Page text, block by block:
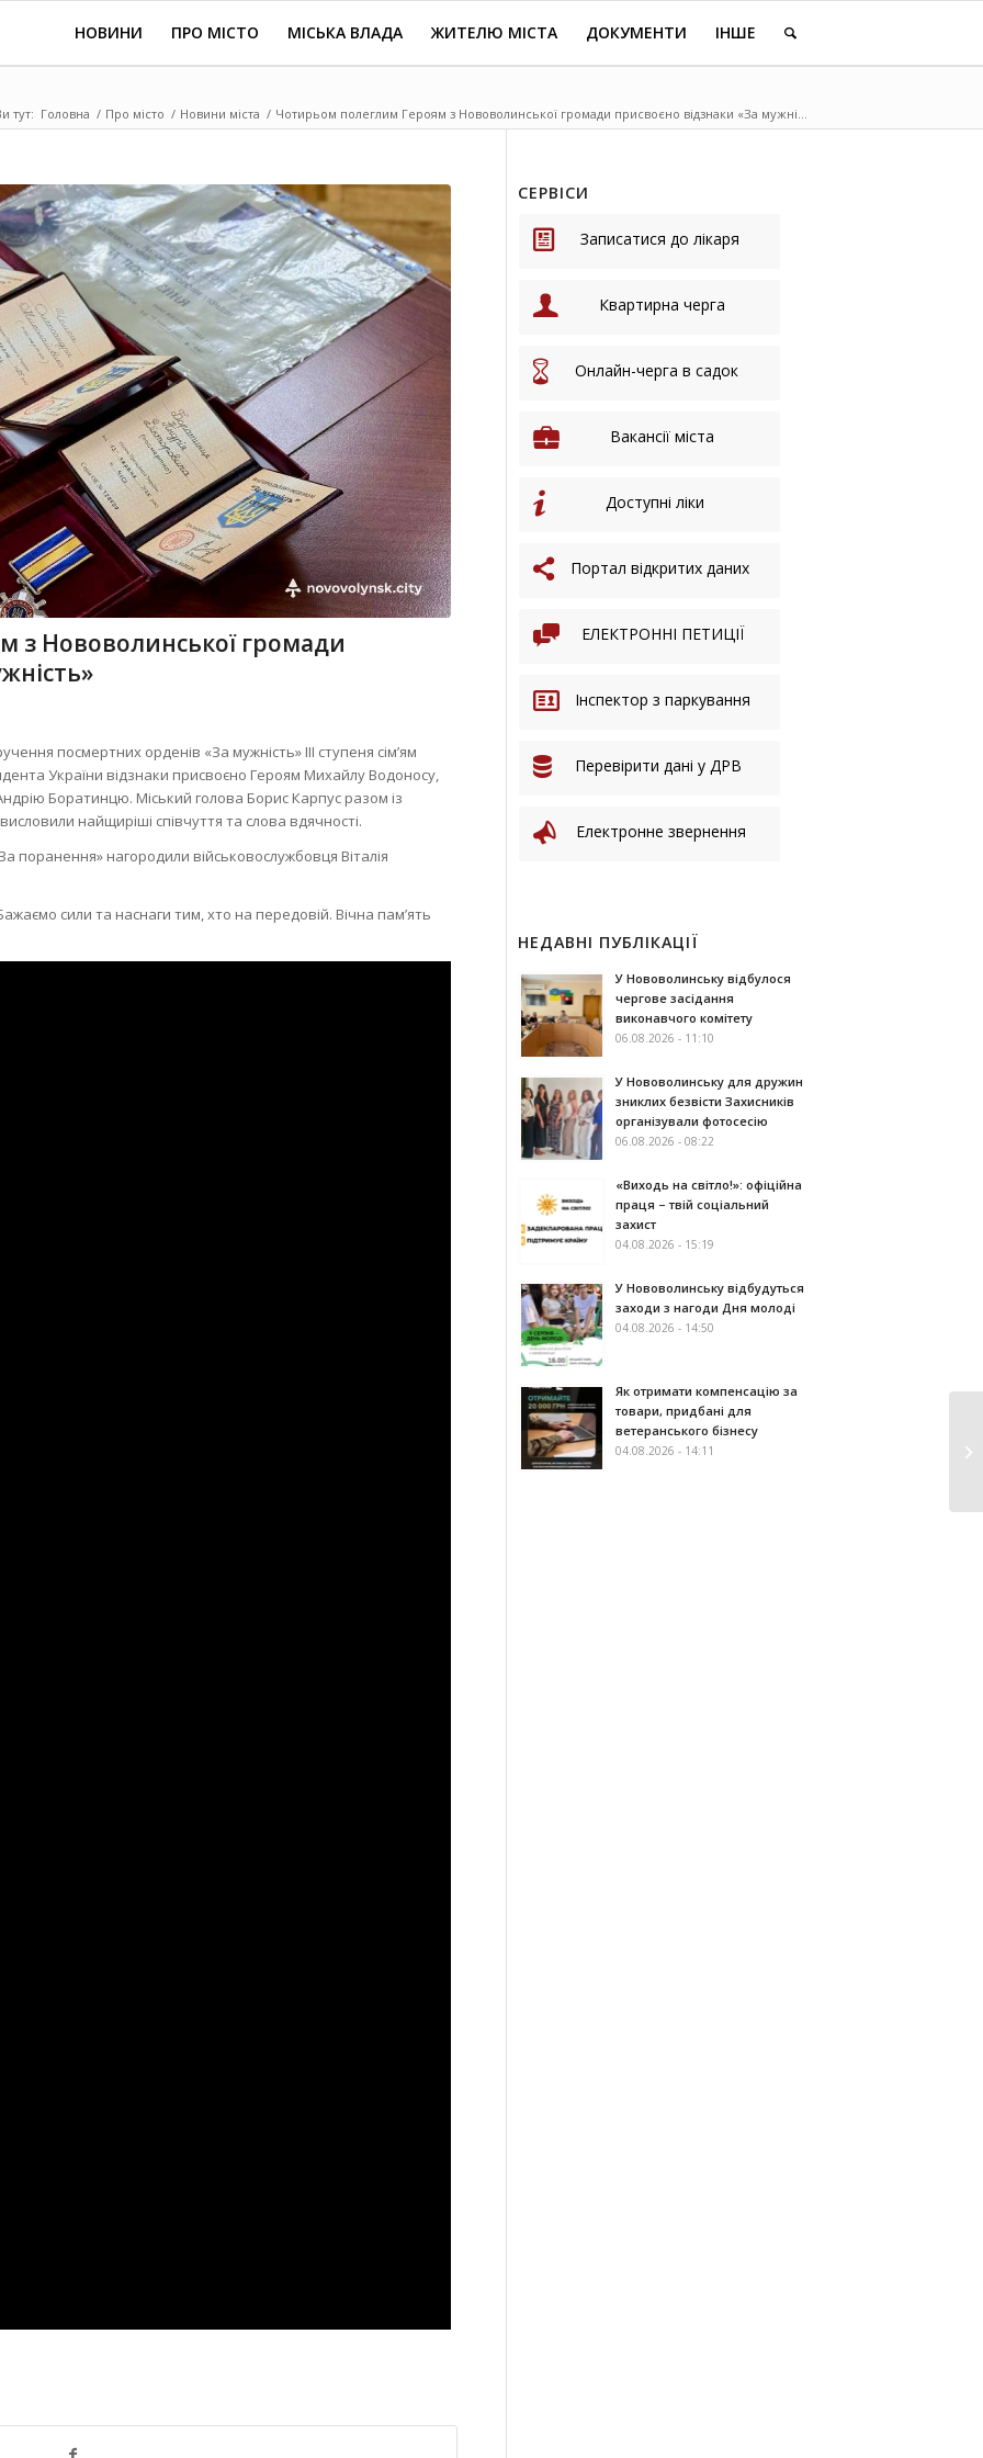
НОВИНИ ПРО МІСТО МІСЬКА ВЛАДА ЖИТЕЛЮ МІСТА ДОКУМЕНТИ ІНШЕ
тут: Головна / Про місто / Новини міста / Чотирьом полеглим Героям з Нововолинської громади присвоєно відзнаки «За мужні...
з Нововолинської громади
посмертних орденів «За мужність» ІІІ ступеня сім’ям
України відзнаки присвоєно Героям Михайлу Водоносу,
Боратинцю. Міський голова Борис Карпус разом із
найщиріші співчуття та слова вдячності.
поранення» нагородили військовослужбовця Віталія
сили та наснаги тим, хто на передовій. Вічна пам’ять
СЕРВІСИ
Записатися до лікаря
Квартирна черга
Онлайн-черга в садок
Вакансії міста
Доступні ліки
Портал відкритих даних
ЕЛЕКТРОННІ ПЕТИЦІЇ
Інспектор з паркування
Перевірити дані у ДРВ
Електронне звернення
НЕДАВНІ ПУБЛІКАЦІЇ
У Нововолинську відбулося
чергове засідання
виконавчого комітету
06.08.2026 - 11:10
У Нововолинську для дружин
зниклих безвісти Захисників
організували фотосесію
06.08.2026 - 08:22
«Виходь на світло!»: офіційна
праця – твій соціальний
захист
04.08.2026 - 15:19
У Нововолинську відбудуться
заходи з нагоди Дня молоді
04.08.2026 - 14:50
Як отримати компенсацію за
товари, придбані для
ветеранського бізнесу
04.08.2026 - 14:11